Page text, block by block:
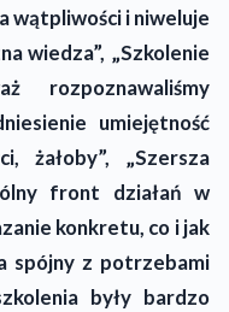
wątpliwości i niweluje
wiedza”, „Szkolenie
rozpoznawaliśmy
umiejętność
żałoby”, „Szersza
front działań w
konkretu, co i jak
spójny z potrzebami
były bardzo